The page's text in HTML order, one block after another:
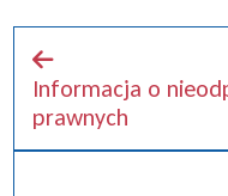
Informacja o
prawnych